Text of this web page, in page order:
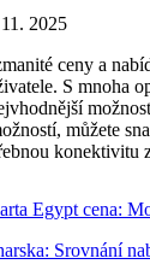
2025
ceny a
S mnoha
můžete
konektivitu
Egypt cena: